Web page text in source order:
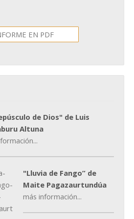
EN PDF
de Dios" de Luis
Altuna
"Lluvia de Fango” de
Maite Pagazaurtundúa
más información...